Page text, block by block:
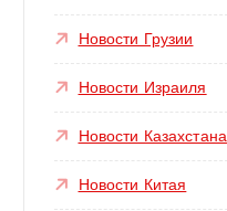
Новости Грузии
Новости Израиля
Новости Казахстана
Новости Китая